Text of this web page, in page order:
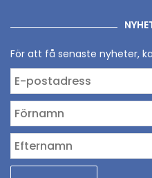
För att få senaste nyheter,